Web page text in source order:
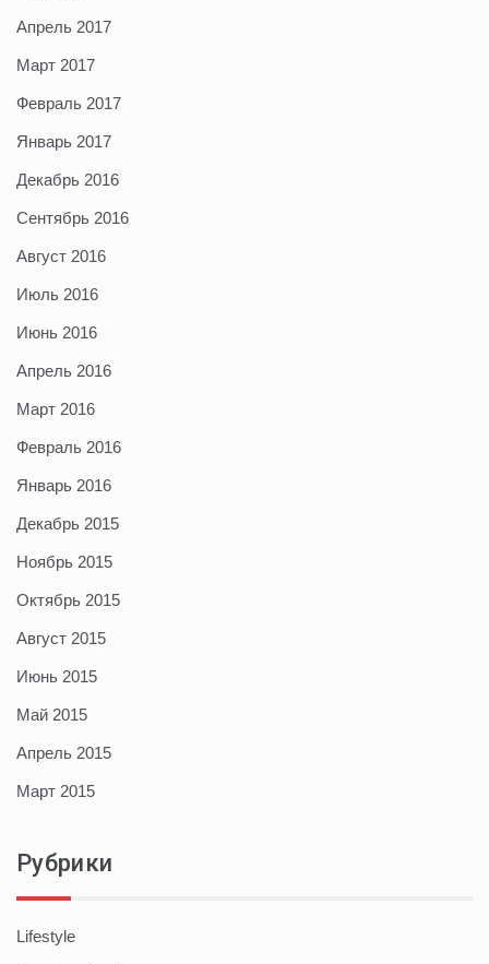
Апрель 2017
Март 2017
Февраль 2017
Январь 2017
Декабрь 2016
Сентябрь 2016
Август 2016
Июль 2016
Июнь 2016
Апрель 2016
Март 2016
Февраль 2016
Январь 2016
Декабрь 2015
Ноябрь 2015
Октябрь 2015
Август 2015
Июнь 2015
Май 2015
Апрель 2015
Март 2015
Рубрики
Lifestyle